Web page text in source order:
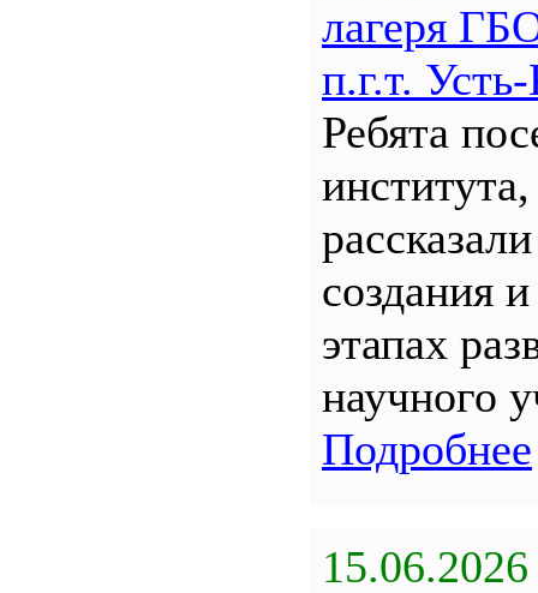
лагеря
п.г.т.
Ребята
создания
этапах
научного
Подробнее
15.06.2026